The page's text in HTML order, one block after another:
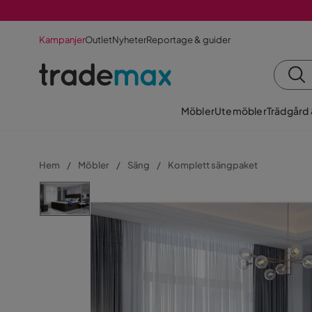
KampanjerOutletNyheterReportage & guider
MöblerUtemöblerTrädgård
Hem Möbler Säng Komplett sängpaket